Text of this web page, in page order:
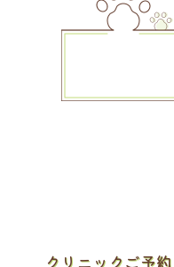
クリニックご予約